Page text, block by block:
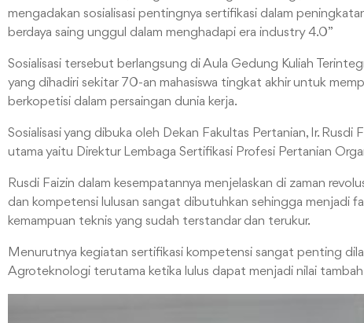
mengadakan sosialisasi pentingnya sertifikasi dalam
berdaya saing unggul dalam menghadapi era industry 4.0”
Sosialisasi tersebut berlangsung di Aula Gedung Kuliah
yang dihadiri sekitar 70-an mahasiswa tingkat akhir untuk
berkopetisi dalam persaingan dunia kerja.
Sosialisasi yang dibuka oleh Dekan Fakultas Pertanian, Ir. Rusdi
utama yaitu Direktur Lembaga Sertifikasi Profesi Pertanian
Rusdi Faizin dalam kesempatannya menjelaskan di zaman
dan kompetensi lulusan sangat dibutuhkan sehingga menjadi
kemampuan teknis yang sudah terstandar dan terukur.
Menurutnya kegiatan sertifikasi kompetensi sangat penting
Agroteknologi terutama ketika lulus dapat menjadi nilai